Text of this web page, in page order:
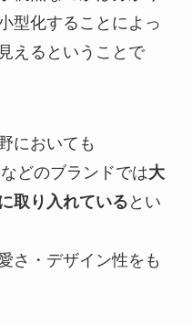
型化することによっ
えるということで
においても
などのブランドでは大
取り入れている とい
さ・デザイン性をも